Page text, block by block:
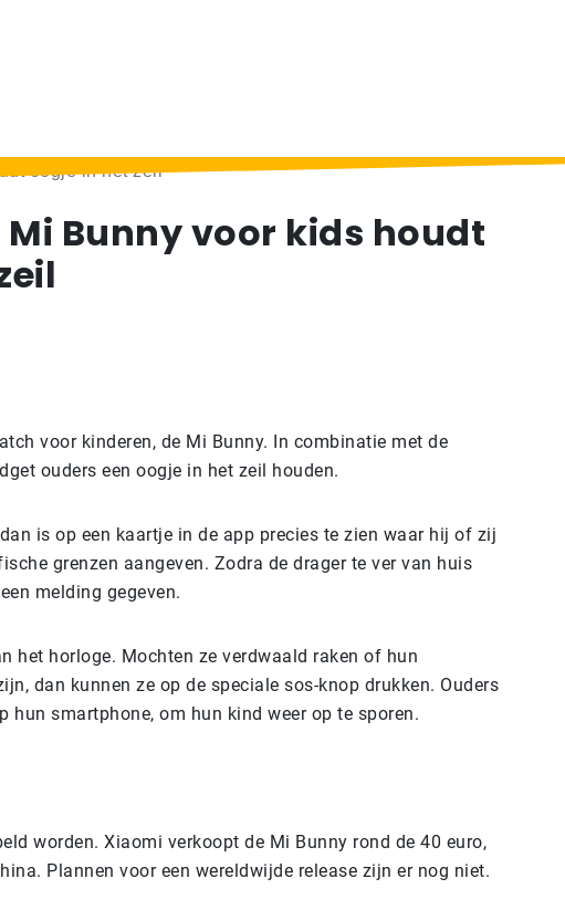
oogje in het zeil
Bunny voor kids houdt
voor kinderen, de Mi Bunny. In combinatie met de
ouders een oogje in het zeil houden.
is op een kaartje in de app precies te zien waar hij of zij
grenzen aangeven. Zodra de drager te ver van huis
melding gegeven.
het horloge. Mochten ze verdwaald raken of hun
dan kunnen ze op de speciale sos-knop drukken. Ouders
hun smartphone, om hun kind weer op te sporen.
worden. Xiaomi verkoopt de Mi Bunny rond de 40 euro,
Plannen voor een wereldwijde release zijn er nog niet.